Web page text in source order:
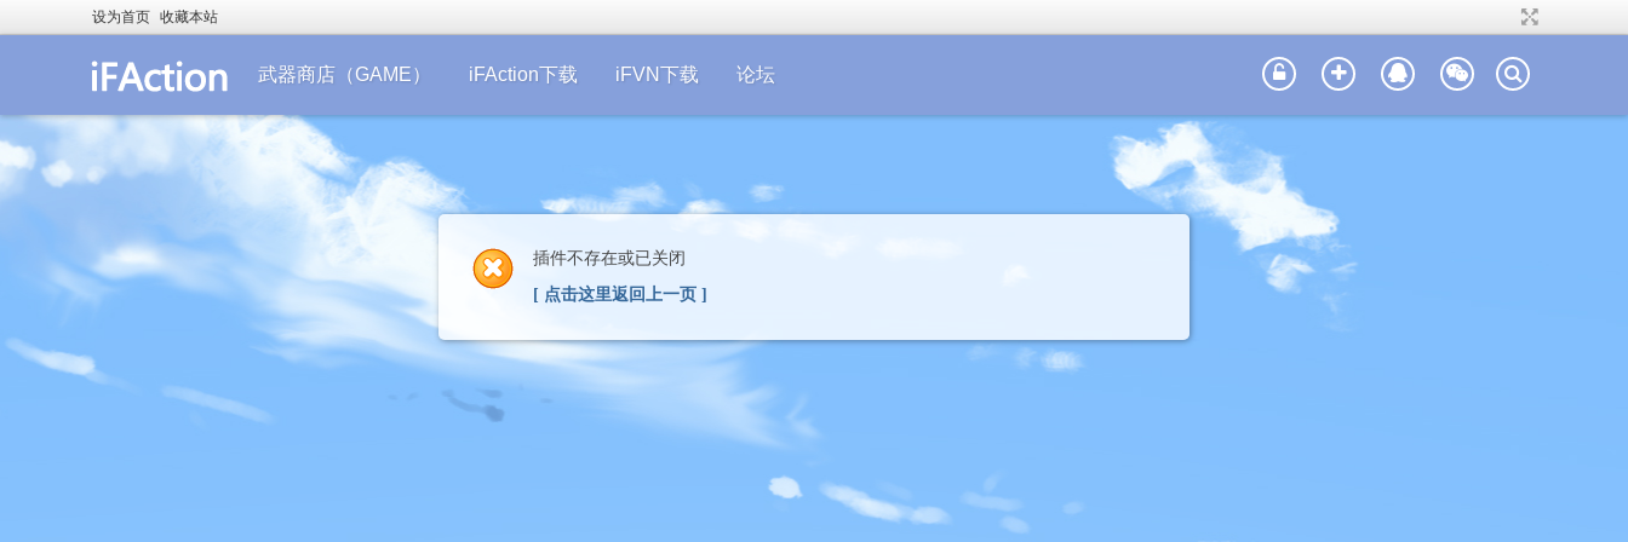
设为首页 收藏本站
武器商店（GAME） iFAction下载 iFVN下载 论坛
插件不存在或已关闭
[ 点击这里返回上一页 ]